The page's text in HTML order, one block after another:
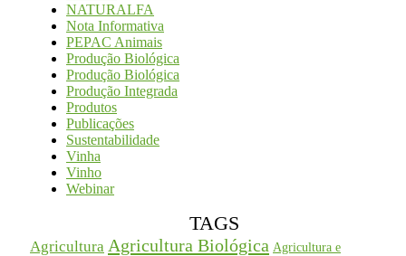
NATURALFA
Nota Informativa
PEPAC Animais
Produção Biológica
Produção Biológica
Produção Integrada
Produtos
Publicações
Sustentabilidade
Vinha
Vinho
Webinar
TAGS
Agricultura Agricultura Biológica Agricultura e